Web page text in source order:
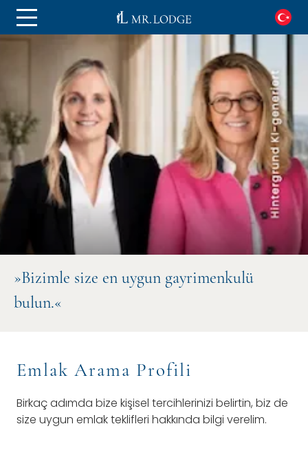
»Bizimle size en uygun gayrimenkulü
bulun.«
Emlak Arama Profili
Birkaç adımda bize kişisel tercihlerinizi belirtin, biz de
size uygun emlak teklifleri hakkında bilgi verelim.